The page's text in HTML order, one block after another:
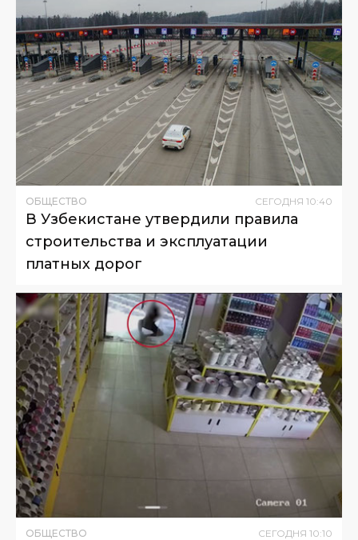
ОБЩЕСТВО СЕГОДНЯ 10:40
В Узбекистане утвердили правила
строительства и эксплуатации
платных дорог
ОБЩЕСТВО СЕГОДНЯ 10:10